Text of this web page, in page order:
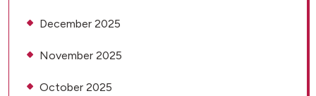
December 2025
November 2025
October 2025